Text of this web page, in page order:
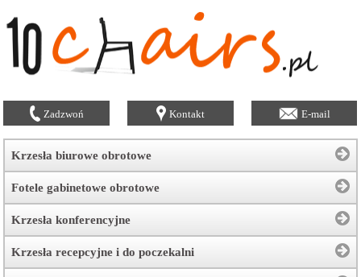
Zadzwoń Kontakt E-mail
Krzesła biurowe obrotowe
Fotele gabinetowe obrotowe
Krzesła konferencyjne
Krzesła recepcyjne i do poczekalni